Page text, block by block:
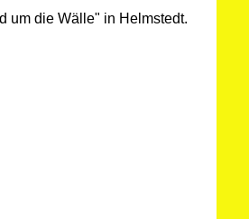
um die Wälle" in Helmstedt.